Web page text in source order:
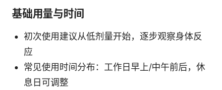
基础用量与时间
初次使用建议从低剂量开始，逐步观察身体反
应
常见使用时间分布：工作日早上/中午前后，休
息日可调整